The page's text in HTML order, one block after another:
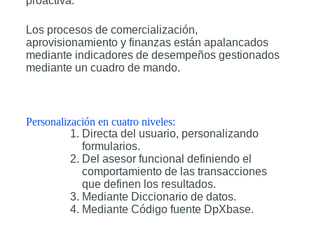
Los procesos de comercialización,
aprovisionamiento y finanzas están apalancados
mediante indicadores de desempeños gestionados
mediante un cuadro de mando.
Personalización en cuatro niveles:
Directa del usuario, personalizando
formularios.
Del asesor funcional definiendo el
comportamiento de las transacciones
que definen los resultados.
Mediante Diccionario de datos.
Mediante Código fuente DpXbase.